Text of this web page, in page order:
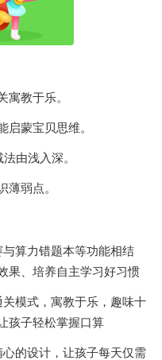
寓教于乐。
启蒙宝贝思维。
由浅入深。
薄弱点。
算力错题本等功能相结
果、培养自主学习好习惯
模式，寓教于乐，趣味十
孩子轻松掌握口算
的设计，让孩子每天仅需